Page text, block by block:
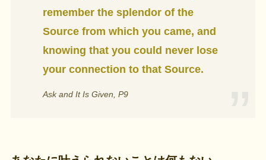
remember the splendor of the
Source from which you came, and
knowing that you could never lose
your connection to that Source.
Ask and It Is Given, P9